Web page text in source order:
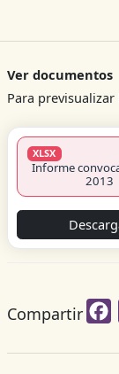
Ver documentos
Para
XLSX
Informe
2013
Compartir